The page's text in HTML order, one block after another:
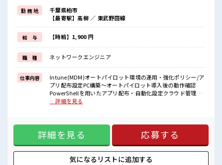
≪自分の時間も大切≫
残業はほとんどナシ！
場合によってはお願いすることもあります♪
≪週休2日制≫
週末は家族や友人と一緒にプライベート満喫！
≪自分に合った期間で働ける≫
福利厚生が整った派遣のお仕事です！
■職場の雰囲気
仕事の合間の息抜きは休憩室で♪
ロッカーあり！
安心してお仕事に集中♪
残業はほとんどありません！
勤 務 地
千葉県柏市
【最寄駅】高柳 ／ 東武野田線
給 与 【時給】1,900 円
職 種 ネットワークエンジニア
仕事内容
Intune(MDM)オートパイロット環境の運用・強化ポリシー/ア
プリ配布設定PC構築～オートパイロット導入後の動作確認
PowerShellを用いたアプリ配布・自動化設定クラウド管理環
境の推進既存:ADでの管理 → クラウド(Intune)管理へ移行リ
応の可能性あり ■お仕事PR ≪経験者活躍中≫ これまでの経験
を活かしませんか？ ブランクがあっても大丈夫♪ 経験はちょ
っとだけ…という方もOK！ ≪自分の時間も大切≫ 残業はほ
とんどナシ！ 場合によってはお願いすることもあります♪ ≪
週休2日制≫ 週末は家族や友人と一緒にプライベート満喫！
…詳細を見る
詳細を見る 応募する
気になるリストに追加する